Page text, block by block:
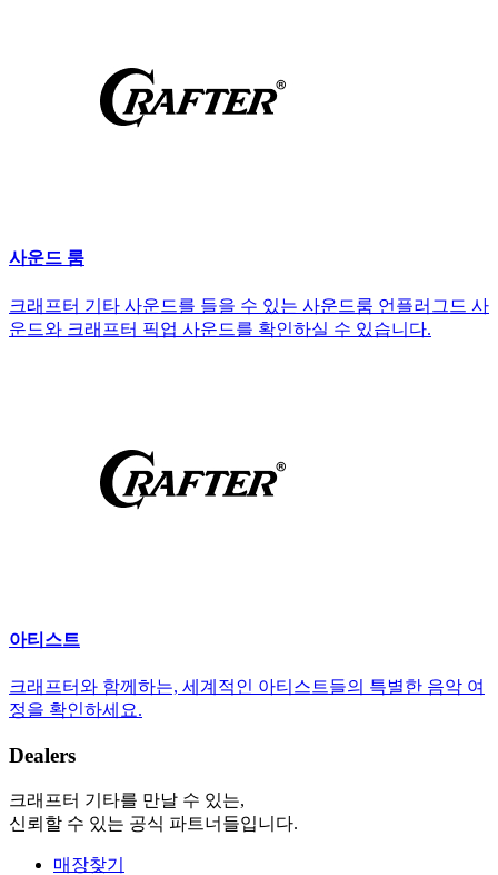
사운드 룸
크래프터 기타 사운드를 들을 수 있는 사운드룸 언플러그드 사
운드와 크래프터 픽업 사운드를 확인하실 수 있습니다.
아티스트
크래프터와 함께하는, 세계적인 아티스트들의 특별한 음악 여
정을 확인하세요.
Dealers
크래프터 기타를 만날 수 있는,
신뢰할 수 있는 공식 파트너들입니다.
매장찾기